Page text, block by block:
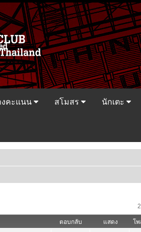
งคะแนน สโมสร นักเตะ
ตอบกลับ แสดง
โ